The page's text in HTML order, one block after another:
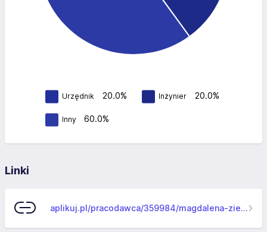
Urzędnik 20.0% Inżynier 20.0%
Inny 60.0%
Linki
aplikuj.pl/pracodawca/359984/magdalena-zielinska-przesiebiorstwo-uslugowo-handlowe-mkd